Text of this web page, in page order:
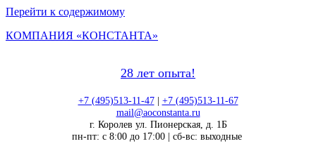
Перейти к содержимому
КОМПАНИЯ «КОНСТАНТА»
28 лет опыта!
+7 (495)513-11-47| +7 (495)513-11-67
mail@aoconstanta.ru
г. Королев ул. Пионерская, д. 1Б
пн-пт: с 8:00 до 17:00 | сб-вс: выходные